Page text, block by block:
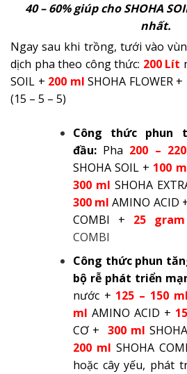
40 – 60% giúp cho SHOHA
nhất.
Ngay sau khi trồng, tưới vào
dịch pha theo công thức: 200 Lít
SOIL + 200 ml SHOHA FLOWER +
(15 – 5 – 5)
Công thức phun
đầu: Pha 200 – 220
SHOHA SOIL + 100
300 ml SHOHA
300 ml AMINO ACID
COMBI + 25 gram
COMBI
Công thức phun
bộ rễ phát triển
nước + 125 – 150 ml
ml AMINO ACID +
CƠ + 300 ml
200 ml SHOHA
hoặc cây yếu, phát